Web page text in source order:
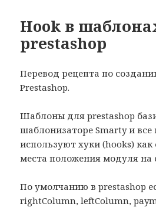
Hook в
prestashop
Перевод рецепта по
Prestashop.
Шаблоны для prestashop
шаблонизаторе Smarty и
используют хуки (hooks)
места положения модуля на
По умолчанию в prestashop
rightColumn, leftColumn,